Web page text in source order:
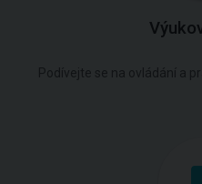
Podívejte se na ovládání a